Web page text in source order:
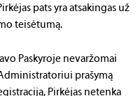
pats yra atsakingas už
teisėtumą.
Paskyroje nevaržomai
prašymą
Pirkėjas netenka